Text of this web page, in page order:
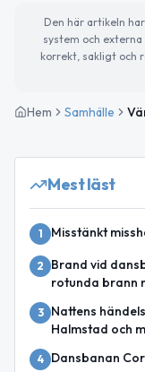
Den här artikeln
system och
korrekt, sakligt och
Hem Samhälle
Mest läst
1 Misstänkt
2
Brand vid
rotunda brann
3
Nattens
Halmstad och
4 Dansbanan